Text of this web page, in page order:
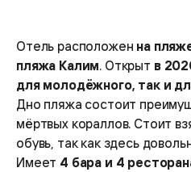
Отель расположен на
пляжа Калим. Открыт в
для молодёжного, так и
Дно пляжа состоит
мёртвых кораллов. Стоит
обувь, так как здесь
Имеет 4 бара и 4